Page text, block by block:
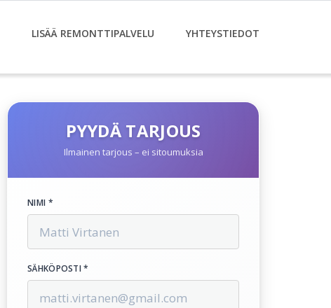
LISÄÄ REMONTTIPALVELU YHTEYSTIEDOT
PYYDÄ TARJOUS
Ilmainen tarjous – ei sitoumuksia
NIMI *
SÄHKÖPOSTI *